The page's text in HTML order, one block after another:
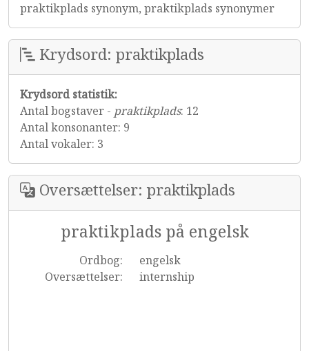
praktikplads synonym, praktikplads synonymer
Krydsord: praktikplads
Krydsord statistik:
Antal bogstaver - praktikplads: 12
Antal konsonanter: 9
Antal vokaler: 3
Oversættelser: praktikplads
praktikplads på engelsk
Ordbog:
engelsk
Oversættelser:
internship